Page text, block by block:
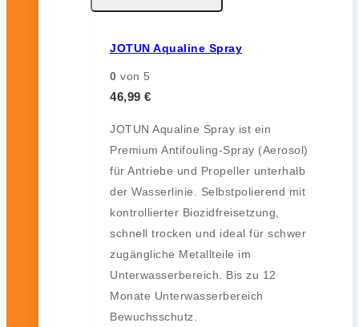
JOTUN Aqualine Spray
0 von 5
46,99 €
JOTUN Aqualine Spray ist ein
Premium Antifouling-Spray (Aerosol)
für Antriebe und Propeller unterhalb
der Wasserlinie. Selbstpolierend mit
kontrollierter Biozidfreisetzung,
schnell trocken und ideal für schwer
zugängliche Metallteile im
Unterwasserbereich. Bis zu 12
Monate Unterwasserbereich
Bewuchsschutz.